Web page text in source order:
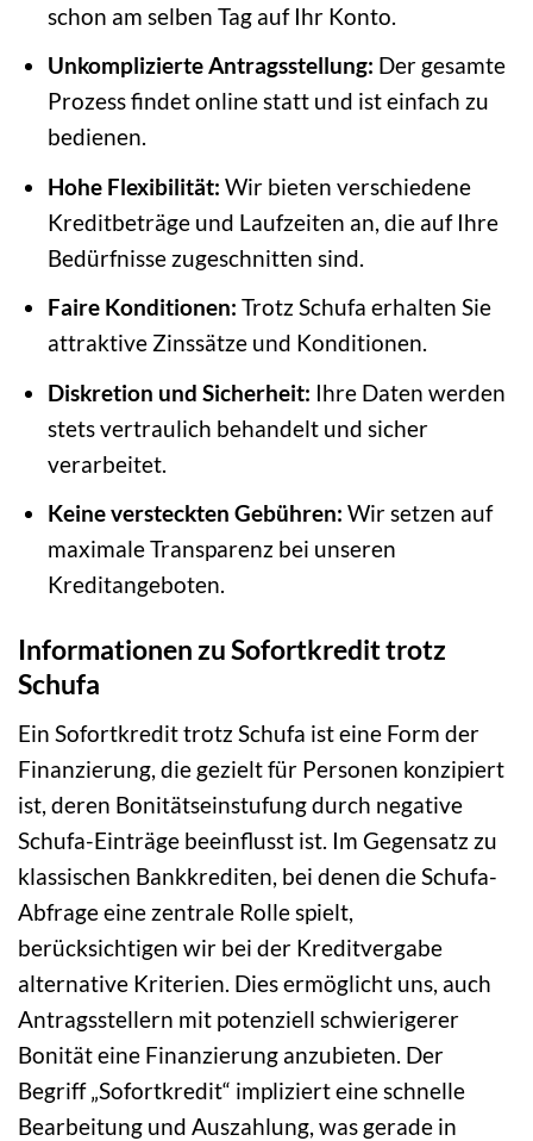
schon am selben Tag auf Ihr Konto.
Unkomplizierte Antragsstellung: Der gesamte
Prozess findet online statt und ist einfach zu
bedienen.
Hohe Flexibilität: Wir bieten verschiedene
Kreditbeträge und Laufzeiten an, die auf Ihre
Bedürfnisse zugeschnitten sind.
Faire Konditionen: Trotz Schufa erhalten Sie
attraktive Zinssätze und Konditionen.
Diskretion und Sicherheit: Ihre Daten werden
stets vertraulich behandelt und sicher
verarbeitet.
Keine versteckten Gebühren: Wir setzen auf
maximale Transparenz bei unseren
Kreditangeboten.
Informationen zu Sofortkredit trotz
Schufa
Ein Sofortkredit trotz Schufa ist eine Form der
Finanzierung, die gezielt für Personen konzipiert
ist, deren Bonitätseinstufung durch negative
Schufa-Einträge beeinflusst ist. Im Gegensatz zu
klassischen Bankkrediten, bei denen die Schufa-
Abfrage eine zentrale Rolle spielt,
berücksichtigen wir bei der Kreditvergabe
alternative Kriterien. Dies ermöglicht uns, auch
Antragsstellern mit potenziell schwierigerer
Bonität eine Finanzierung anzubieten. Der
Begriff „Sofortkredit“ impliziert eine schnelle
Bearbeitung und Auszahlung, was gerade in